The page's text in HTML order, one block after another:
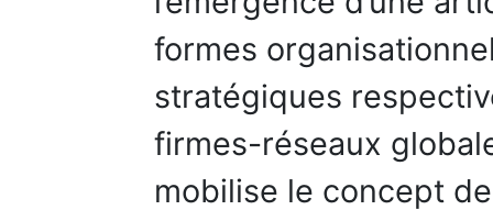
formes
stratégiques
firmes-réseaux
mobilise le concept